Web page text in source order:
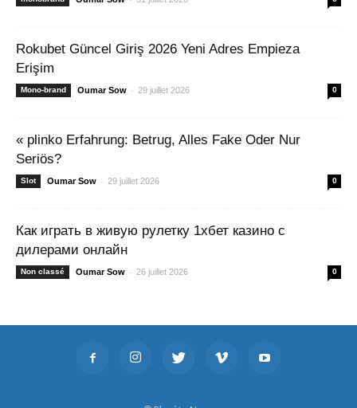
Rokubet Güncel Giriş 2026 Yeni Adres Empieza
Erişim
Mono-brand Oumar Sow - 29 juillet 2026 0
« plinko Erfahrung: Betrug, Alles Fake Oder Nur
Seriös?
Slot Oumar Sow - 29 juillet 2026 0
Как играть в живую рулетку 1хбет казино с
дилерами онлайн
Non classé Oumar Sow - 26 juillet 2026 0